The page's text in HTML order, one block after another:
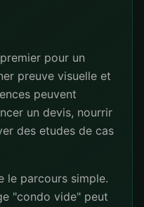
pour un
preuve visuelle et
peuvent
un devis, nourrir
des etudes de cas
le parcours simple.
"condo vide" peut